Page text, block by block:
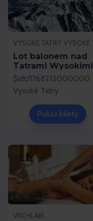
Lot balonem nad
Tatrami Wysokimi
$idt/1768212000000
Vysoké Tatry
Pokaż bilety
VRCHLABÍ